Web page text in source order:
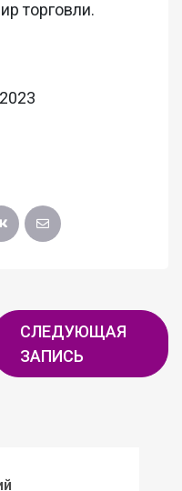
торговли.
СЛЕДУЮЩАЯ
ЗАПИСЬ